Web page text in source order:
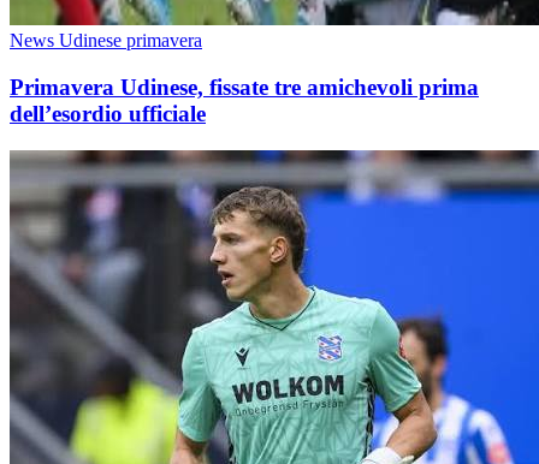
News Udinese primavera
Primavera Udinese, fissate tre amichevoli prima
dell’esordio ufficiale